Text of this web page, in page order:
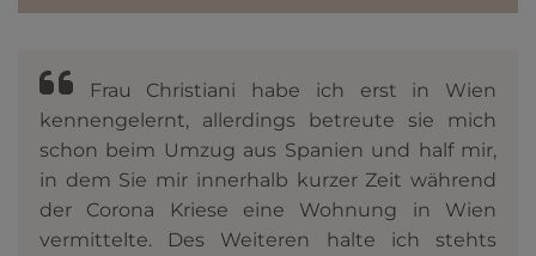
Frau Christiani habe ich erst in Wien
kennengelernt, allerdings betreute sie mich
schon beim Umzug aus Spanien und half mir,
in dem Sie mir innerhalb kurzer Zeit während
der Corona Kriese eine Wohnung in Wien
vermittelte. Des Weiteren halte ich stehts